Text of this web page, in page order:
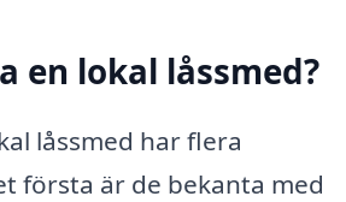
en lokal låssmed?
låssmed har flera
första är de bekanta med